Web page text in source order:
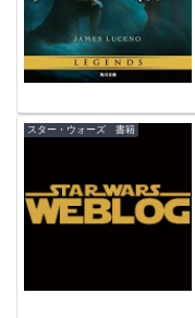
スター・ウォーズ 書籍